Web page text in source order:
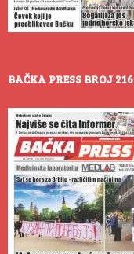
BAČKA PRESS BROJ 216